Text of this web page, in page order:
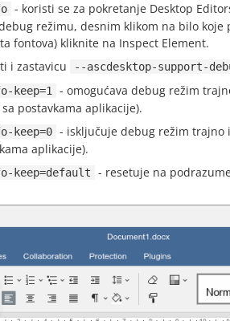
- koristi se za pokretanje Desktop
režimu, desnim klikom na bilo
fontova) kliknite na Inspect Element.
i zastavicu
--ascdesktop-support-
keep=1
- omogućava debug režim
postavkama aplikacije).
keep=0 - isključuje debug režim trajno
aplikacije).
keep=default
- resetuje na